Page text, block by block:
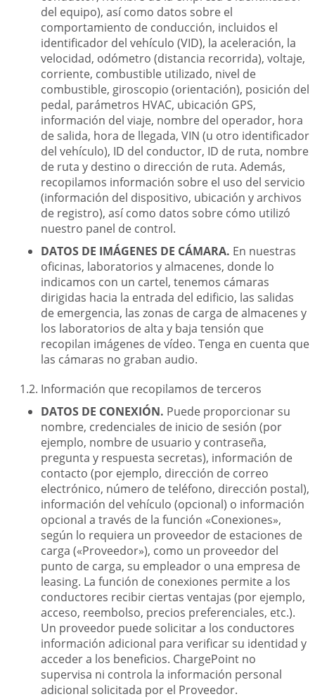
del equipo), así como datos sobre el
comportamiento de conducción, incluidos el
identificador del vehículo (VID), la aceleración, la
velocidad, odómetro (distancia recorrida), voltaje,
corriente, combustible utilizado, nivel de
combustible, giroscopio (orientación), posición del
pedal, parámetros HVAC, ubicación GPS,
información del viaje, nombre del operador, hora
de salida, hora de llegada, VIN (u otro identificador
del vehículo), ID del conductor, ID de ruta, nombre
de ruta y destino o dirección de ruta. Además,
recopilamos información sobre el uso del servicio
(información del dispositivo, ubicación y archivos
de registro), así como datos sobre cómo utilizó
nuestro panel de control.
DATOS DE IMÁGENES DE CÁMARA. En nuestras
oficinas, laboratorios y almacenes, donde lo
indicamos con un cartel, tenemos cámaras
dirigidas hacia la entrada del edificio, las salidas
de emergencia, las zonas de carga de almacenes y
los laboratorios de alta y baja tensión que
recopilan imágenes de vídeo. Tenga en cuenta que
las cámaras no graban audio.
Información que recopilamos de terceros
DATOS DE CONEXIÓN. Puede proporcionar su
nombre, credenciales de inicio de sesión (por
ejemplo, nombre de usuario y contraseña,
pregunta y respuesta secretas), información de
contacto (por ejemplo, dirección de correo
electrónico, número de teléfono, dirección postal),
información del vehículo (opcional) o información
opcional a través de la función «Conexiones»,
según lo requiera un proveedor de estaciones de
carga («Proveedor»), como un proveedor del
punto de carga, su empleador o una empresa de
leasing. La función de conexiones permite a los
conductores recibir ciertas ventajas (por ejemplo,
acceso, reembolso, precios preferenciales, etc.).
Un proveedor puede solicitar a los conductores
información adicional para verificar su identidad y
acceder a los beneficios. ChargePoint no
supervisa ni controla la información personal
adicional solicitada por el Proveedor.